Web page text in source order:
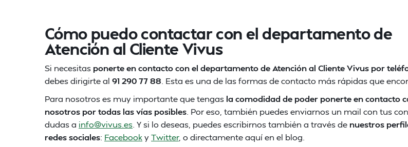
Cómo puedo contactar con el departamento de
Atención al Cliente Vivus
Si necesitas ponerte en contacto con el departamento de Atención al Cliente Vivus por
debes dirigirte al 91 290 77 88 . Esta es una de las formas de contacto más rápidas que
Para nosotros es muy importante que tengas la comodidad de poder ponerte en contacto
nosotros por todas las vías posibles . Por eso, también puedes enviarnos un mail con tus
dudas a info@vivus.es . Y si lo deseas, puedes escribirnos también a través de nuestros
redes sociales: FacebookyTwitter, o directamente aquí en el blog.